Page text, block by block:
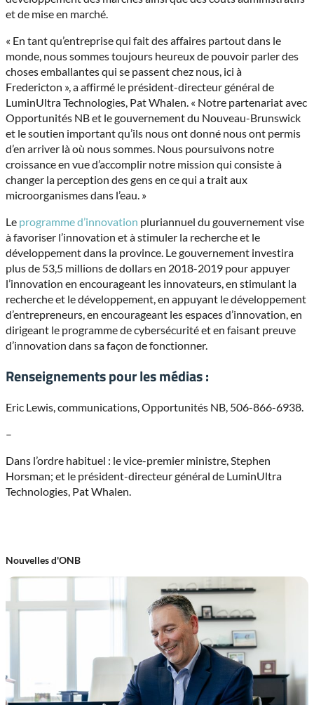
et de mise en marché.
« En tant qu’entreprise qui fait des affaires partout dans le
monde, nous sommes toujours heureux de pouvoir parler des
choses emballantes qui se passent chez nous, ici à
Fredericton », a affirmé le président-directeur général de
LuminUltra Technologies, Pat Whalen. « Notre partenariat avec
Opportunités NB et le gouvernement du Nouveau-Brunswick
et le soutien important qu’ils nous ont donné nous ont permis
d’en arriver là où nous sommes. Nous poursuivons notre
croissance en vue d’accomplir notre mission qui consiste à
changer la perception des gens en ce qui a trait aux
microorganismes dans l’eau. »
Le programme d’innovation pluriannuel du gouvernement vise
à favoriser l’innovation et à stimuler la recherche et le
développement dans la province. Le gouvernement investira
plus de 53,5 millions de dollars en 2018-2019 pour appuyer
l’innovation en encourageant les innovateurs, en stimulant la
recherche et le développement, en appuyant le développement
d’entrepreneurs, en encourageant les espaces d’innovation, en
dirigeant le programme de cybersécurité et en faisant preuve
d’innovation dans sa façon de fonctionner.
Renseignements pour les médias :
Eric Lewis, communications, Opportunités NB, 506-866-6938.
–
Dans l’ordre habituel : le vice-premier ministre, Stephen
Horsman; et le président-directeur général de LuminUltra
Technologies, Pat Whalen.
Nouvelles d'ONB